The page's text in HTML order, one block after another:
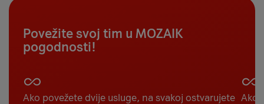
Povežite svoj tim u MOZAIK
pogodnosti!
Ako povežete dvije usluge, na svakoj ostvarujete Ako